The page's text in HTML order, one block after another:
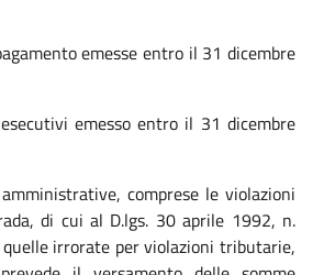
emesse entro il 31 dicembre
emesso entro il 31 dicembre
comprese le violazioni
di cui al D.lgs. 30 aprile 1992, n.
irrorate per violazioni tributarie,